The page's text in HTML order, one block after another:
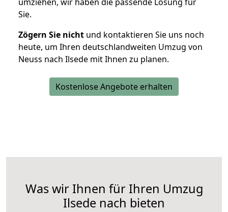
Sie.
Zögern Sie nicht und kontaktieren Sie uns noch
heute, um Ihren deutschlandweiten Umzug von
Neuss nach Ilsede mit Ihnen zu planen.
Kostenlose Angebote erhalten
Was wir Ihnen für Ihren Umzug
Ilsede nach bieten